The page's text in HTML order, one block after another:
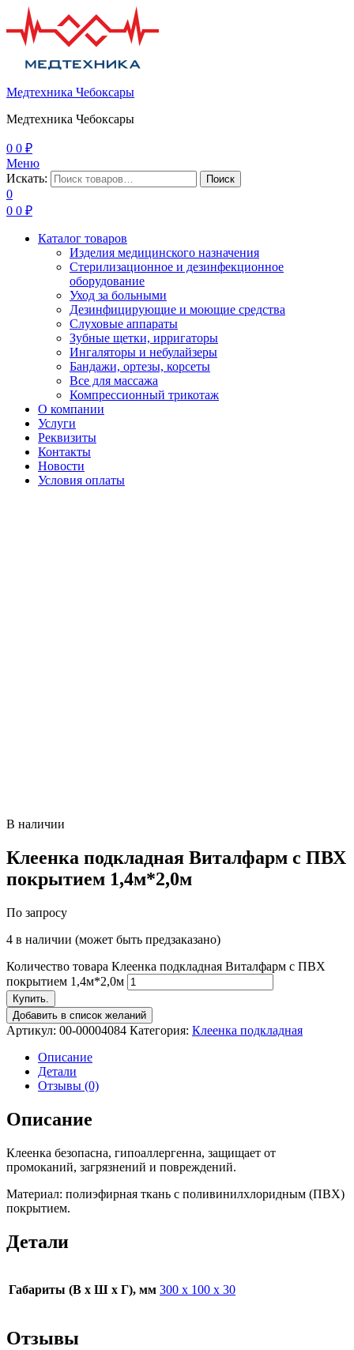
Медтехника Чебоксары
Медтехника Чебоксары
0 0 ₽
Меню
Искать:
Поиск
0
0 0 ₽
Каталог товаров
Изделия медицинского назначения
Стерилизационное и дезинфекционное
оборудование
Уход за больными
Дезинфицирующие и моющие средства
Слуховые аппараты
Зубные щетки, ирригаторы
Ингаляторы и небулайзеры
Бандажи, ортезы, корсеты
Все для массажа
Компрессионный трикотаж
О компании
Услуги
Реквизиты
Контакты
Новости
Условия оплаты
В наличии
Клеенка подкладная Виталфарм с ПВХ
покрытием 1,4м*2,0м
По запросу
4 в наличии (может быть предзаказано)
Количество товара Клеенка подкладная Виталфарм с ПВХ
покрытием 1,4м*2,0м
Купить.
Добавить в список желаний
Артикул: 00-00004084 Категория: Клеенка подкладная
Описание
Детали
Отзывы (0)
Описание
Клеенка безопасна, гипоаллергенна, защищает от
промоканий, загрязнений и повреждений.
Материал: полиэфирная ткань с поливинилхлоридным (ПВХ)
покрытием.
Детали
Габариты (В х Ш х Г), мм 300 х 100 х 30
Отзывы